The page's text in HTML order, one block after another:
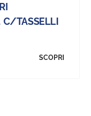
C/TASSELLI
SCOPRI